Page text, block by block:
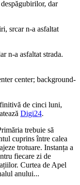
dar
n-a asfaltat strada.
center; background-
de cinci luni,
Digi24.
trebuie să
cuprins între calea
trotuare. Instanța a
fiecare zi de
Curtea de Apel
anului...